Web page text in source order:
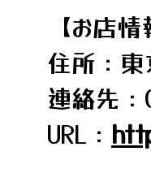
【お店情
住所：東
連絡先
URL：